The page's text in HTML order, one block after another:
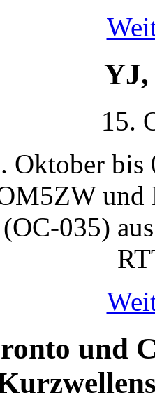
YJ,
15.
Oktober
und
035)
und